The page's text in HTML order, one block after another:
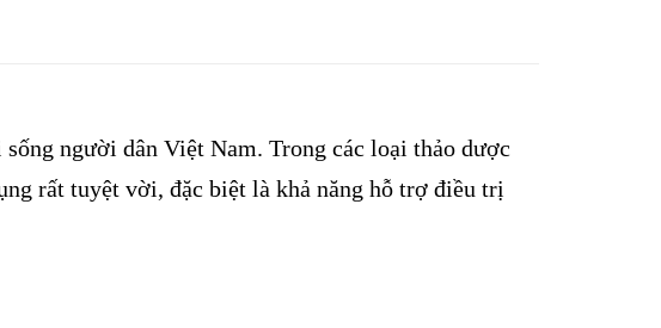
người dân Việt Nam. Trong các loại thảo dược
rất tuyệt vời, đặc biệt là khả năng hỗ trợ điều trị